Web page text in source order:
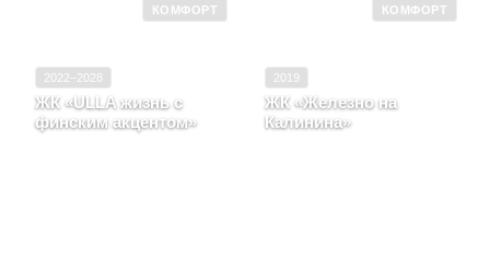
КОМФОРТ
2022–2028
ЖК «ULLA жизнь с
финским акцентом»
КОМФОРТ
2019
ЖК «Железно на
Калинина»